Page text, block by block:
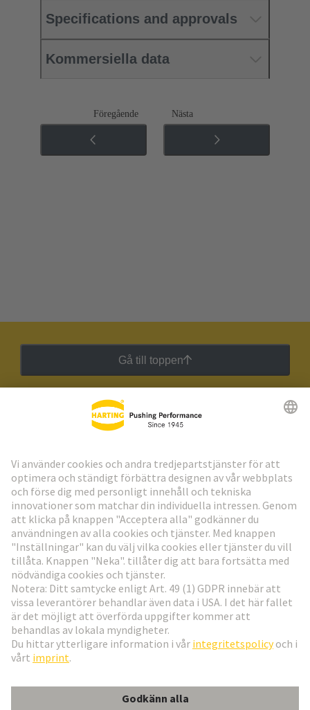
Specifications and approvals
Kommersiella data
Föregående Nästa
Gå till toppen
HARTING:s nyhetsbrev
Gå till registrering
Social Media
Sverige